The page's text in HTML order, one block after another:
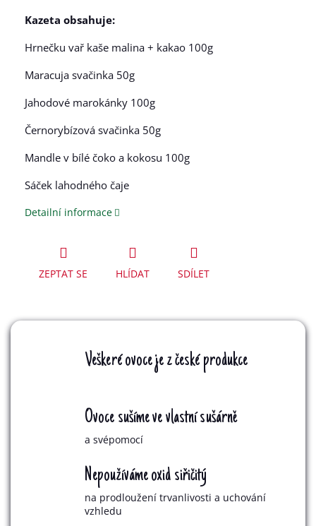
Kazeta obsahuje:
Hrnečku vař kaše malina + kakao 100g
Maracuja svačinka 50g
Jahodové marokánky 100g
Černorybízová svačinka 50g
Mandle v bílé čoko a kokosu 100g
Sáček lahodného čaje
Detailní informace
ZEPTAT SE HLÍDAT SDÍLET
Veškeré ovoce je z české produkce
Ovoce sušíme ve vlastní sušárně
a svépomocí
Nepoužíváme oxid siřičitý
na prodloužení trvanlivosti a uchování
vzhledu